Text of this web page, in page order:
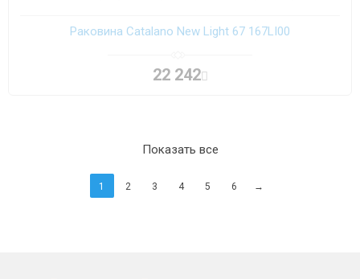
Раковина Catalano New Light 67 167LI00
22 242
Показать все
1 2 3 4 5 6 →